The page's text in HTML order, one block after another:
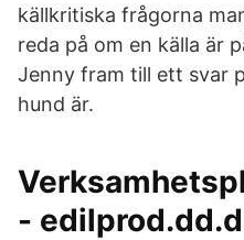
källkritiska frågorna
reda på om en källa är
Jenny fram till ett svar
hund är.
-